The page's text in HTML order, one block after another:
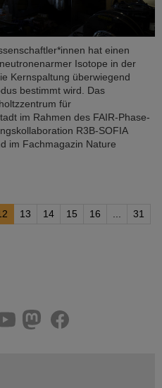
hat einen
Isotope in der
Kernspaltung überwiegend
bestimmt wird. Das
für
im Rahmen des FAIR-Phase-
R3B-SOFIA
im Fachmagazin Nature
13 14 15 16
31